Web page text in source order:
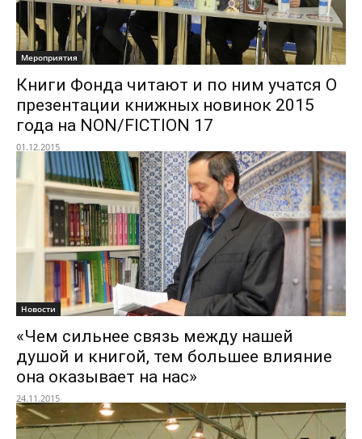
Мероприятия
Книги Фонда читают и по ним учатся О
презентации книжных новинок 2015
года на NON/FICTION 17
01.12.2015
Новости
«Чем сильнее связь между нашей
душой и книгой, тем большее влияние
она оказывает на нас»
24.11.2015